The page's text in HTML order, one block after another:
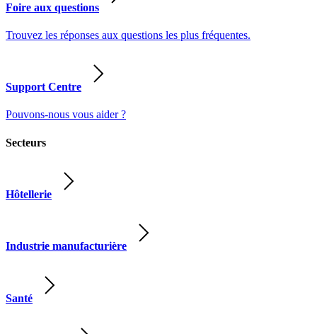
Foire aux questions
Trouvez les réponses aux questions les plus fréquentes.
Support Centre
Pouvons-nous vous aider ?
Secteurs
Hôtellerie
Industrie manufacturière
Santé